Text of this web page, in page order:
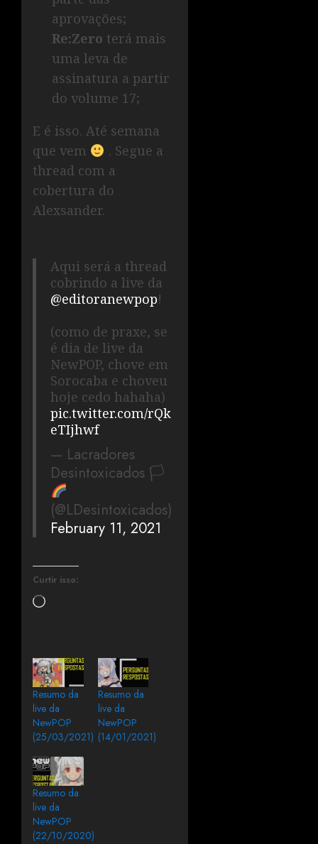
aprovações;
Re:Zero terá mais
uma leva de
assinatura a partir
do volume 17;
E é isso. Até semana
que vem
. Segue a
thread com a
cobertura do
Alexsander.
Aqui será a thread
cobrindo a live da
@editoranewpop!
(como de praxe, se
é dia de live da
NewPOP, chove em
Sorocaba e choveu
hoje cedo hahaha)
pic.twitter.com/rQk
eTIjhwf
— Lacradores
Desintoxicados 🏳‍
(@LDesintoxicados)
February 11, 2021
Curtir isso:
Resumo da
live da
NewPOP
(25/03/2021)
Resumo da
live da
NewPOP
(14/01/2021)
Resumo da
live da
NewPOP
(22/10/2020)